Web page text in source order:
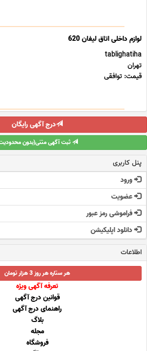
لوازم داخلی اتاق لیفان 620
tablighatiha
تهران
قیمت: توافقی
درج آگهی رایگان
ثبت آگهی متنی(بدون
پنل کاربری
ورود
عضویت
فراموشی رمز عبور
دانلود اپلیکیشن
اطلاعات
هر ستاره هر روز 3 هزار تومان
تعرفه آگهی ویژه
قوانین درج آگهی
راهنمای درج آگهی
بلاگ
مجله
فروشگاه